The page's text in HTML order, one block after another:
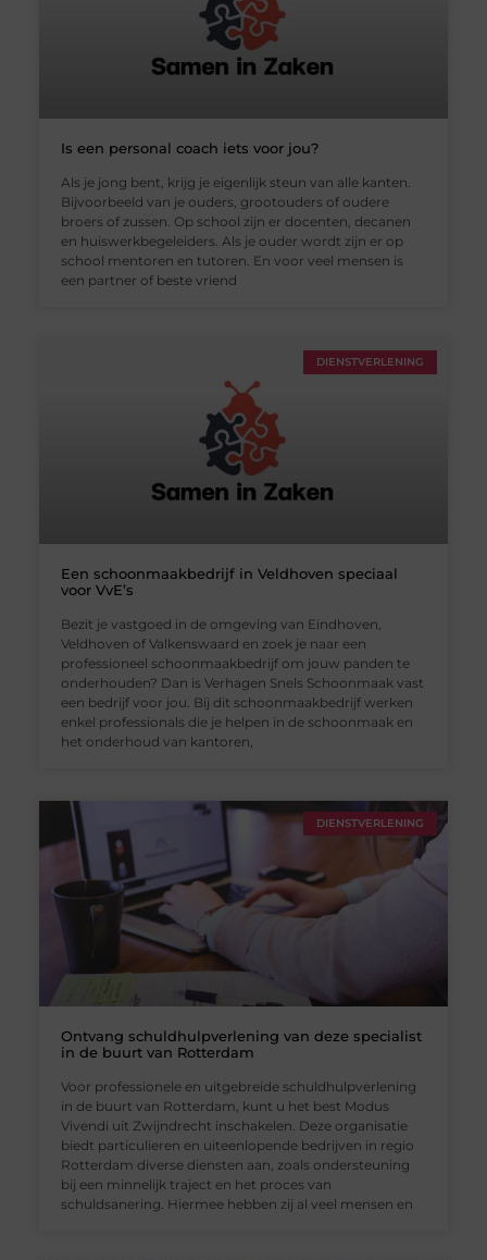
Is een personal coach iets voor jou?
Als je jong bent, krijg je eigenlijk steun van alle kanten.
Bijvoorbeeld van je ouders, grootouders of oudere
broers of zussen. Op school zijn er docenten, decanen
en huiswerkbegeleiders. Als je ouder wordt zijn er op
school mentoren en tutoren. En voor veel mensen is
een partner of beste vriend
DIENSTVERLENING
Een schoonmaakbedrijf in Veldhoven speciaal
voor VvE’s
Bezit je vastgoed in de omgeving van Eindhoven,
Veldhoven of Valkenswaard en zoek je naar een
professioneel schoonmaakbedrijf om jouw panden te
onderhouden? Dan is Verhagen Snels Schoonmaak vast
een bedrijf voor jou. Bij dit schoonmaakbedrijf werken
enkel professionals die je helpen in de schoonmaak en
het onderhoud van kantoren,
DIENSTVERLENING
Ontvang schuldhulpverlening van deze specialist
in de buurt van Rotterdam
Voor professionele en uitgebreide schuldhulpverlening
in de buurt van Rotterdam, kunt u het best Modus
Vivendi uit Zwijndrecht inschakelen. Deze organisatie
biedt particulieren en uiteenlopende bedrijven in regio
Rotterdam diverse diensten aan, zoals ondersteuning
bij een minnelijk traject en het proces van
schuldsanering. Hiermee hebben zij al veel mensen en